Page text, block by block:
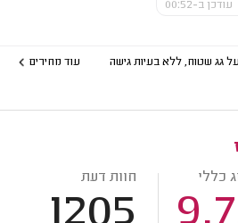
עודכן ב-00:52
גג שטוח, ללא בעיות גישה
עוד מחירים
כללי חוות דעת